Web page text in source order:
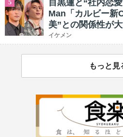
5
目黒蓮と“社内恋
Man「カルビー新
美”との関係性が
イケメン
もっと見